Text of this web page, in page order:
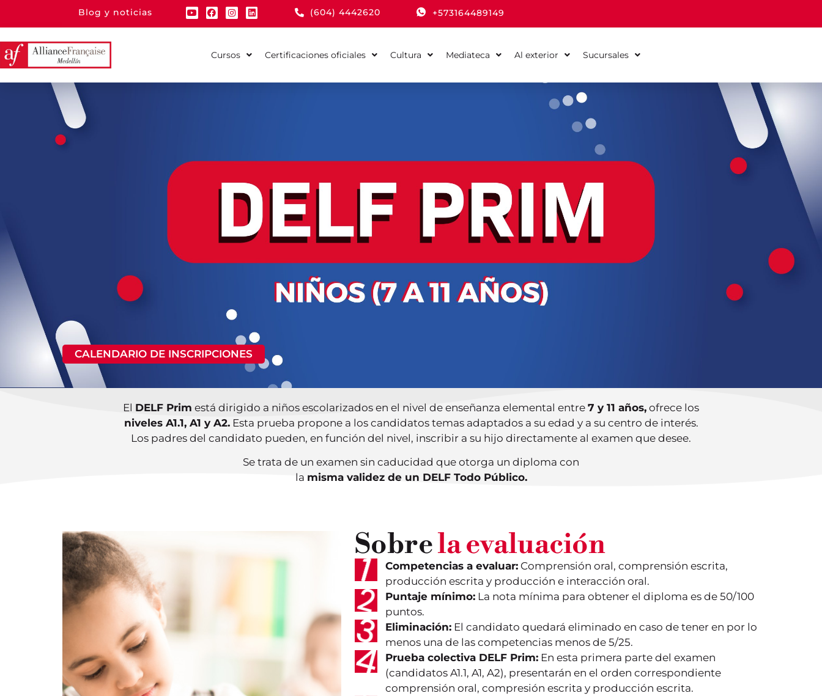
Blog y noticias (604) 4442620 +573164489149
Cursos Certificaciones oficiales Cultura Mediateca Al exterior Sucursales
CALENDARIO DE INSCRIPCIONES
El DELF Prim está dirigido a niños escolarizados en el nivel de enseñanza elemental entre 7 y 11 años, ofrece los
niveles A1.1, A1 y A2.Esta prueba propone a los candidatos temas adaptados a su edad y a su centro de interés.
Los padres del candidato pueden, en función del nivel, inscribir a su hijo directamente al examen que desee.
Se trata de un examen sin caducidad que otorga un diploma con
la misma validez de un DELF Todo Público.
Sobrela evaluación
Competencias a evaluar:Comprensión oral, comprensión escrita,
producción escrita y producción e interacción oral.
Puntaje mínimo:La nota mínima para obtener el diploma es de 50/100
puntos.
Eliminación:El candidato quedará eliminado en caso de tener en por lo
menos una de las competencias menos de 5/25.
Prueba colectiva DELF Prim:En esta primera parte del examen
(candidatos A1.1, A1, A2), presentarán en el orden correspondiente
comprensión oral, compresión escrita y producción escrita.